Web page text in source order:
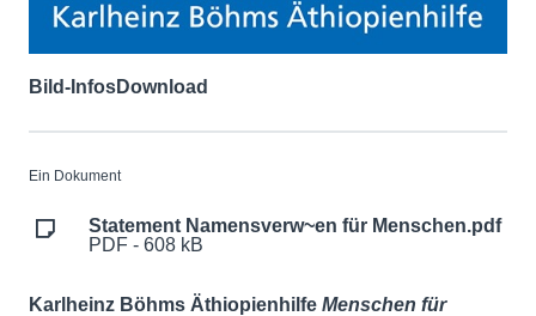
Bild-InfosDownload
Ein Dokument
Statement Namensverw~en für Menschen.pdf
PDF - 608 kB
Karlheinz Böhms Äthiopienhilfe Menschen für